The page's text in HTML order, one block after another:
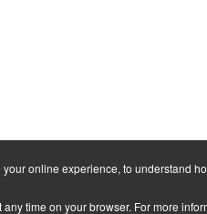
online experience, to understand
time on your browser. For more